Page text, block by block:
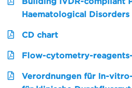
Haematological Disorders
CD chart
Flow-cytometry-
Verordnungen für In-